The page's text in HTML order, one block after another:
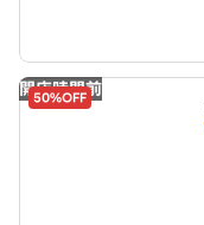
開店時間前
50%OFF